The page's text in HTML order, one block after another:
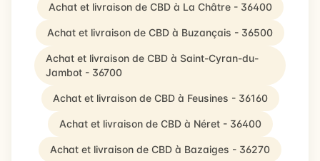
Achat et livraison de CBD à La Châtre - 36400
Achat et livraison de CBD à Buzançais - 36500
Achat et livraison de CBD à Saint-Cyran-du-
Jambot - 36700
Achat et livraison de CBD à Feusines - 36160
Achat et livraison de CBD à Néret - 36400
Achat et livraison de CBD à Bazaiges - 36270